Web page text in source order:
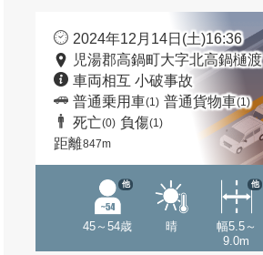
2024年12月14日(土)16:36
児湯郡高鍋町大字北高鍋樋
車両相互 小破事故
普通乗用車(1) 普通貨物車(1)
死亡(0) 負傷(1)
距離847m
45～54歳
他
晴
幅5.5～
9.0m
他